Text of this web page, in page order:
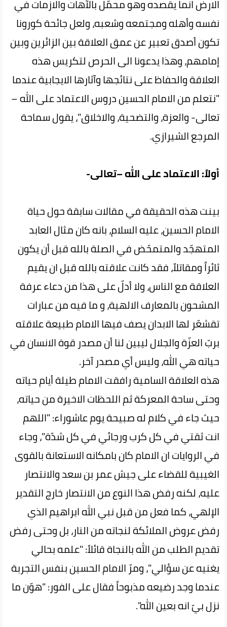
الارض انما يقصده وهو محمّل بالآهات والازمات في
نفسه وأهله ومجتمعه وشعبه، ولعل جائحة كورونا
تكون أصدق تعبير عن عمق العلاقة بين الزائرين وبين
إمامهم، وهذا يدعونا الى الحرص لتكريس هذه
العلاقة والحفاظ على نتائجها وآثارها الايجابية عندما
"نتعلم من الامام الحسين دروس الاعتماد على الله –
تعالى- والعزة، والتضحية، والاخلاق"، يقول سماحة
المرجع الشيرازي.
أولاً: الاعتماد على الله –تعالى-
بينت هذه الحقيقة في مقالات سابقة حول حياة
الامام الحسين، عليه السلام، بانه كان مثال العابد
المتهجّد والمتمحّض في الصلة بالله قبل أن يكون
ثائراً ومقاتلاً، فقد كانت علاقته بالله قبل ان يقيم
العلاقة مع الناس، ولا أدلّ على هذا من دعاء عرفة
المشحون بالمعارف الالهية، و ما فيه من عبارات
تقشعّر لها الابدان يصف فيها الامام طبيعة علاقته
بربّ العزّة والجلال ليبين لنا أن مصدر قوة الانسان في
حياته هي الله، وليس أي مصدر آخر.
هذه العلاقة السامية رافقت الامام طيلة أيام حياته
وحتى ساحة المعركة ثم اللحظات الاخيرة من حياته،
حيث جاء في كلام له صبيحة يوم عاشوراء: "اللهم
انت ثقتي في كل كرب ورجائي في كل شدّة"، وجاء
في الروايات ان الامام كان بامكانه الاستعانة بالقوى
الغيبية للقضاء على جيش عمر بن سعد والانتصار
عليه، لكنه رفض هذا النوع من الانتصار خارج التقدير
الإلهي، كما فعل من قبل نبي الله ابراهيم الذي
رفض عروض الملائكة لنجاته من النار، بل وحتى رفض
تقديم الطلب من الله بالنجاة قائلاً: "علمه بحالي
يغنيه عن سؤالي"، ومرّ الامام الحسين بنفس التجربة
عندما وجد رضيعه مذبوحاً فقال على الفور: "هوّن ما
نزل بيّ انه بعين الله".